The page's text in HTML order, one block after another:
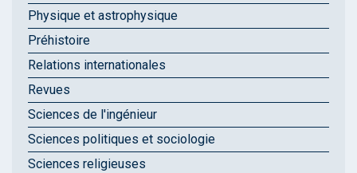
Physique et astrophysique
Préhistoire
Relations internationales
Revues
Sciences de l'ingénieur
Sciences politiques et sociologie
Sciences religieuses